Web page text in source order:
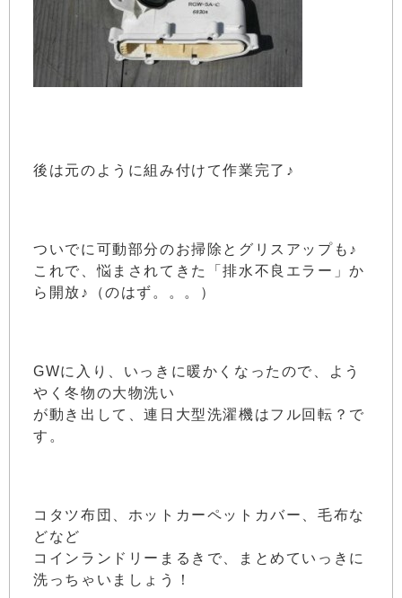
後は元のように組み付けて作業完了♪
ついでに可動部分のお掃除とグリスアップも♪
これで、悩まされてきた「排水不良エラー」か
ら開放♪（のはず。。。）
GWに入り、いっきに暖かくなったので、よう
やく冬物の大物洗い
が動き出して、連日大型洗濯機はフル回転？で
す。
コタツ布団、ホットカーペットカバー、毛布な
どなど
コインランドリーまるきで、まとめていっきに
洗っちゃいましょう！